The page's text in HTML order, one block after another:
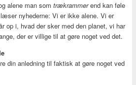
alene man som trækrammerend kan føle
nyhederne: Vi er ikke alene. Vi er
op i, hvad der sker med den planet, vi har
der er villige til at gøre noget ved det.
din anledning til faktisk at gøre noget ved